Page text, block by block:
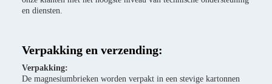
en diensten.
Verpakking en verzending:
Verpakking:
De magnesiumbrieken worden verpakt in een stevige kartonnen